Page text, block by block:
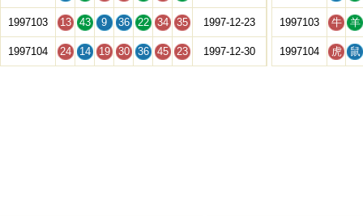
1997103 13 43 9 36 22 34 35 1997-12-23
1997104 24 14 19 30 36 45 23 1997-12-30
1997103 牛 羊
1997104 虎 鼠